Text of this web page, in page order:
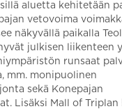
aluetta kehitetään
vetovoima
näkyvällä paikalla
julkisen liikenteen
runsaat
mm. monipuolinen
sekä Konepajan
Lisäksi Mall of Triplan